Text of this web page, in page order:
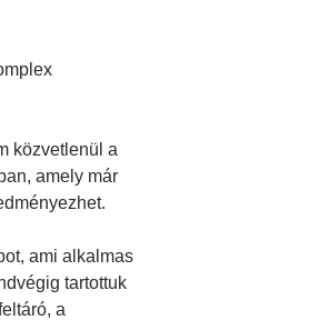
közvetlenül a
amely már
ami alkalmas
tartottuk
a